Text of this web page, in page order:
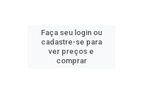
Faça seu login ou
cadastre-se para
ver preços e
comprar